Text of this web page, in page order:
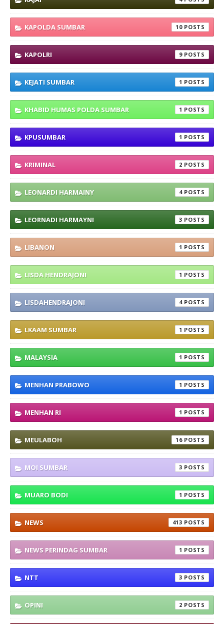
KAPOLDA SUMBAR 10
KAPOLRI 9
KEJATI SUMBAR 1
KHABID HUMAS POLDA SUMBAR 1
KPUSUMBAR 1
KRIMINAL 2
LEONARDI HARMAINY 4
LEORNADI HARMAYNI 3
LIBANON 1
LISDA HENDRAJONI 1
LISDAHENDRAJONI 4
LKAAM SUMBAR 1
MALAYSIA 1
MENHAN PRABOWO 1
MENHAN RI 1
MEULABOH 16
MOI SUMBAR 3
MUARO BODI 1
NEWS 413
NEWS PERINDAG SUMBAR 1
NTT 3
OPINI 2